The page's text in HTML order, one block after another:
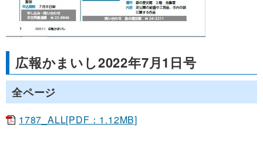
広報かまいし2022年7月1日号
全ページ
1787_ALL[PDF：1.12MB]